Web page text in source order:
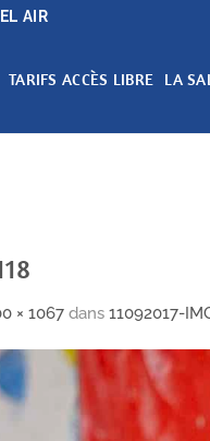
AIR
TARIFS ACCÈS LIBRE LA
× 1067 dans 11092017-